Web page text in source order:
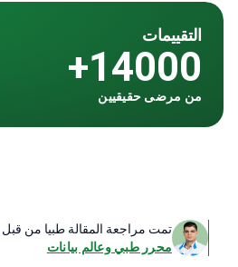
تمت مراجعة المقالة طبيا من قبل
محرر طبي وعالم بيانات
التقييمات
14000+
من مرضى حقيقيين